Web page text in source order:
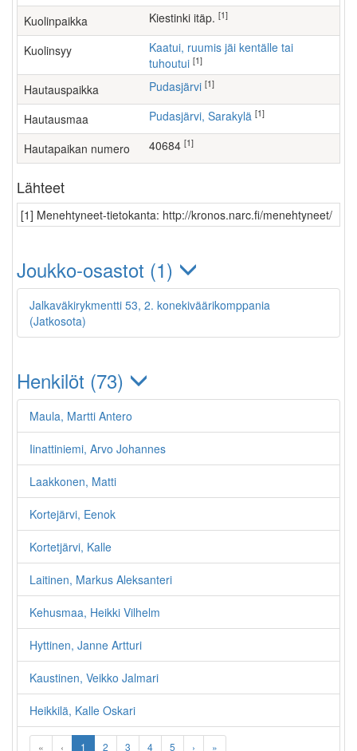
Kuolinpaikka Kiestinki itäp. [1]
Kuolinsyy
Kaatui, ruumis jäi kentälle tai
tuhoutui [1]
Hautauspaikka Pudasjärvi [1]
Hautausmaa Pudasjärvi, Sarakylä [1]
Hautapaikan numero 40684 [1]
Lähteet
[1] Menehtyneet-tietokanta: http://kronos.narc.fi/menehtyneet/
Joukko-osastot (1)
Jalkaväkirykmentti 53, 2. konekiväärikomppania
(Jatkosota)
Henkilöt (73)
Maula, Martti Antero
Iinattiniemi, Arvo Johannes
Laakkonen, Matti
Kortejärvi, Eenok
Kortetjärvi, Kalle
Laitinen, Markus Aleksanteri
Kehusmaa, Heikki Vilhelm
Hyttinen, Janne Artturi
Kaustinen, Veikko Jalmari
Heikkilä, Kalle Oskari
« ‹ 1 2 3 4 5 › »